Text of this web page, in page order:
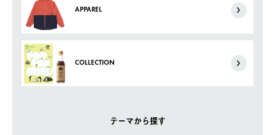
APPAREL
COLLECTION
テーマから探す